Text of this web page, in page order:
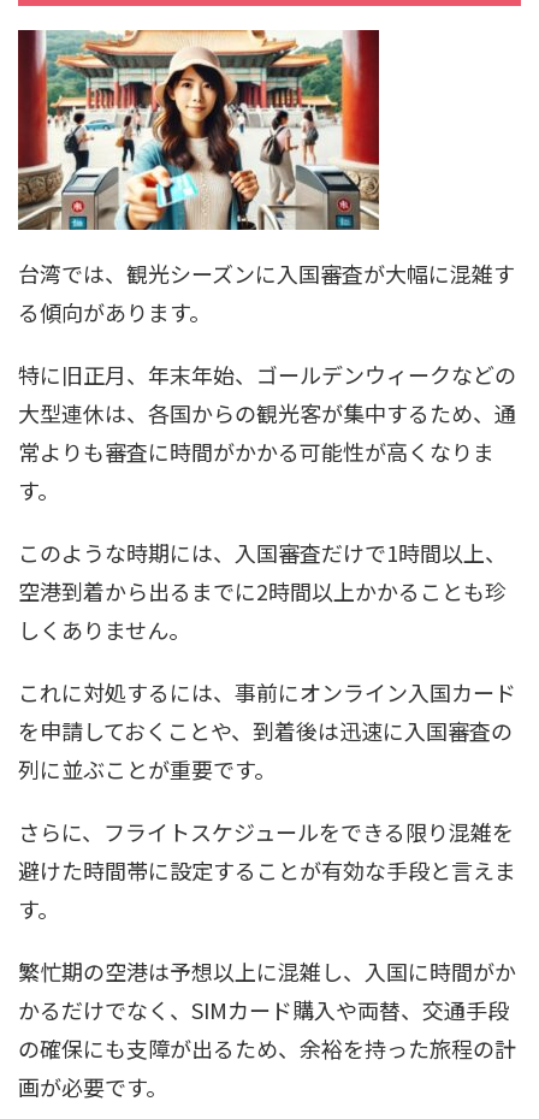
台湾では、観光シーズンに入国審査が大幅に混雑す
る傾向があります。
特に旧正月、年末年始、ゴールデンウィークなどの
大型連休は、各国からの観光客が集中するため、通
常よりも審査に時間がかかる可能性が高くなりま
す。
このような時期には、入国審査だけで1時間以上、
空港到着から出るまでに2時間以上かかることも珍
しくありません。
これに対処するには、事前にオンライン入国カード
を申請しておくことや、到着後は迅速に入国審査の
列に並ぶことが重要です。
さらに、フライトスケジュールをできる限り混雑を
避けた時間帯に設定することが有効な手段と言えま
す。
繁忙期の空港は予想以上に混雑し、入国に時間がか
かるだけでなく、SIMカード購入や両替、交通手段
の確保にも支障が出るため、余裕を持った旅程の計
画が必要です。